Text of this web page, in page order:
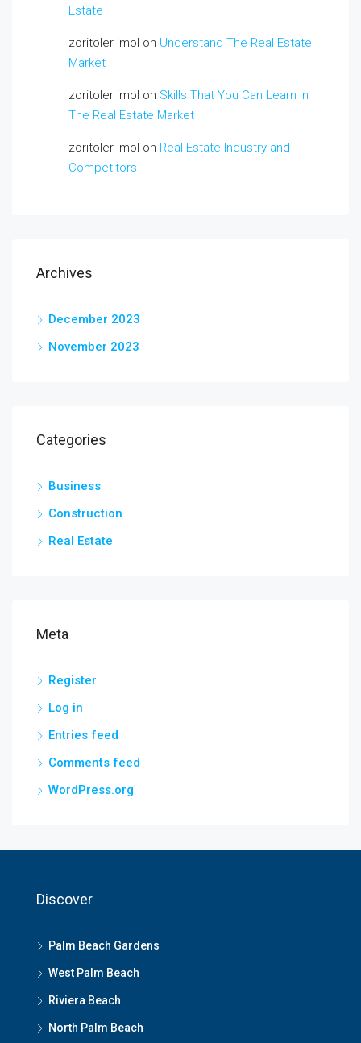
Estate
zoritoler imol on Understand The Real Estate
Market
zoritoler imol on Skills That You Can Learn In
The Real Estate Market
zoritoler imol on Real Estate Industry and
Competitors
Archives
December 2023
November 2023
Categories
Business
Construction
Real Estate
Meta
Register
Log in
Entries feed
Comments feed
WordPress.org
Discover
Palm Beach Gardens
West Palm Beach
Riviera Beach
North Palm Beach